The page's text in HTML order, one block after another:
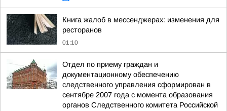
Книга жалоб в мессенджерах: изменения для
ресторанов
01:10
Отдел по приему граждан и
документационному обеспечению
следственного управления сформирован в
сентябре 2007 года с момента образования
органов Следственного комитета Российской